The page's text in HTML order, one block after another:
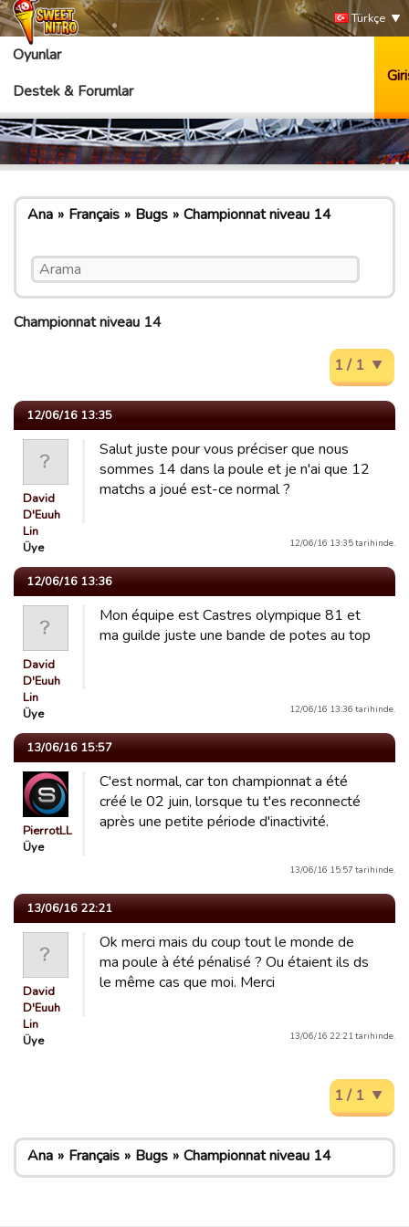
Türkçe
Oyunlar
Destek & Forumlar
Ana Français Bugs Championnat niveau 14
Championnat niveau 14
1 / 1
12/06/16 13:35
David
D'Euuh
Lin
Üye
Salut juste pour vous préciser que nous
sommes 14 dans la poule et je n'ai que 12
matchs a joué est-ce normal ?
12/06/16 13:35 tarihinde.
12/06/16 13:36
David
D'Euuh
Lin
Üye
Mon équipe est Castres olympique 81 et
ma guilde juste une bande de potes au top
12/06/16 13:36 tarihinde.
13/06/16 15:57
PierrotLL
Üye
C'est normal, car ton championnat a été
créé le 02 juin, lorsque tu t'es reconnecté
après une petite période d'inactivité.
13/06/16 15:57 tarihinde.
13/06/16 22:21
David
D'Euuh
Lin
Üye
Ok merci mais du coup tout le monde de
ma poule à été pénalisé ? Ou étaient ils ds
le même cas que moi. Merci
13/06/16 22:21 tarihinde.
1 / 1
Ana Français Bugs Championnat niveau 14